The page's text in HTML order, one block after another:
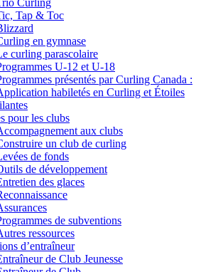
Curling
Tap & Toc
en gymnase
curling parascolaire
U-12 et U-18
présentés par Curling Canada :
habiletés en Curling et Étoiles
pour les clubs
aux clubs
un club de curling
de fonds
de développement
des glaces
de subventions
ressources
d’entraîneur
de Club Jeunesse